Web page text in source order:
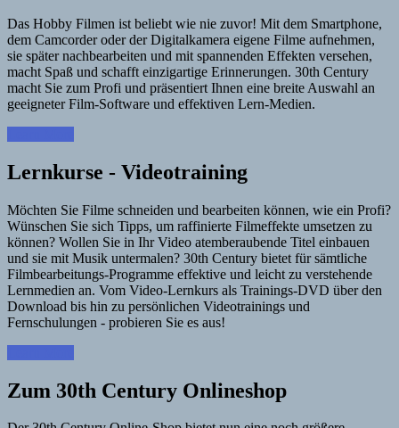
Das Hobby Filmen ist beliebt wie nie zuvor! Mit dem Smartphone,
dem Camcorder oder der Digitalkamera eigene Filme aufnehmen,
sie später nachbearbeiten und mit spannenden Effekten versehen,
macht Spaß und schafft einzigartige Erinnerungen. 30th Century
macht Sie zum Profi und präsentiert Ihnen eine breite Auswahl an
geeigneter Film-Software und effektiven Lern-Medien.
Lernkurse - Videotraining
Möchten Sie Filme schneiden und bearbeiten können, wie ein Profi?
Wünschen Sie sich Tipps, um raffinierte Filmeffekte umsetzen zu
können? Wollen Sie in Ihr Video atemberaubende Titel einbauen
und sie mit Musik untermalen? 30th Century bietet für sämtliche
Filmbearbeitungs-Programme effektive und leicht zu verstehende
Lernmedien an. Vom Video-Lernkurs als Trainings-DVD über den
Download bis hin zu persönlichen Videotrainings und
Fernschulungen - probieren Sie es aus!
Zum 30th Century Onlineshop